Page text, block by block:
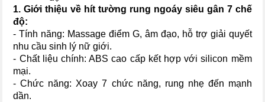
1. Giới thiệu về hít tường rung ngoáy siêu gân 7 chế
độ:
- Tính năng: Massage điểm G, âm đạo, hỗ trợ giải quyết
nhu cầu sinh lý nữ giới.
- Chất liệu chính: ABS cao cấp kết hợp với silicon mềm
mại.
- Chức năng: Xoay 7 chức năng, rung nhẹ đến mạnh
dần.